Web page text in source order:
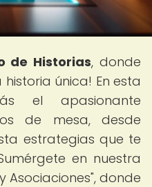
de Historias, donde
única! En esta
el apasionante
de mesa, desde
estrategias que te
en nuestra
Asociaciones", donde